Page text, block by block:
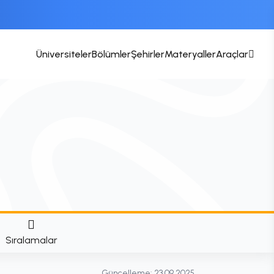
ÜniversitelerBölümlerŞehirlerMateryallerAraçlar
Sıralamalar